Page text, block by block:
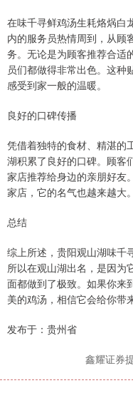
在味千寻鲜鸡汤生耗烙㶽白
内的服务员热情周到，从顾
务。无论是为顾客推荐合适
员们都做得非常出色。这种
感受到家一般的温暖。
良好的口碑传播
凭借着独特的食材、精湛的
湖积累了良好的口碑。顾客
家店推荐给身边的亲朋好友
家店，它的名气也越来越大。
总结
综上所述，贵阳观山湖味千
所以在观山湖出名，是因为
面都做到了极致。如果你来
美的鸡汤，相信它会给你带
发布于：贵州省
鑫耀证券